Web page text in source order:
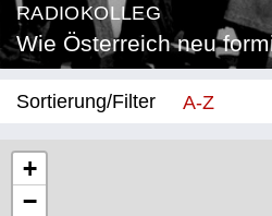
RADIOKOLLEG
Wie Österreich neu
Sortierung/Filter
A-Z
+
−